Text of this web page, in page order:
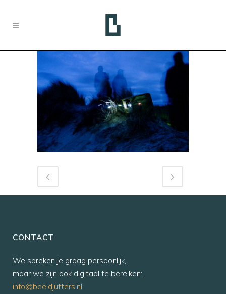
CONTACT
We spreken je graag persoonlijk,
maar we zijn ook digitaal te bereiken:
info@beeldjutters.nl